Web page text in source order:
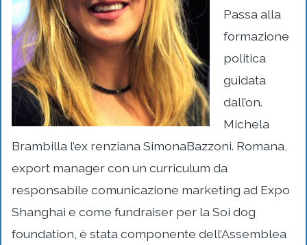
Passa alla
formazione
politica
guidata
dall’on.
Michela
Brambilla l’ex renziana SimonaBazzoni. Romana,
export manager con un curriculum da
responsabile comunicazione marketing ad Expo
Shanghai e come fundraiser per la Soi dog
foundation, è stata componente dell’Assemblea